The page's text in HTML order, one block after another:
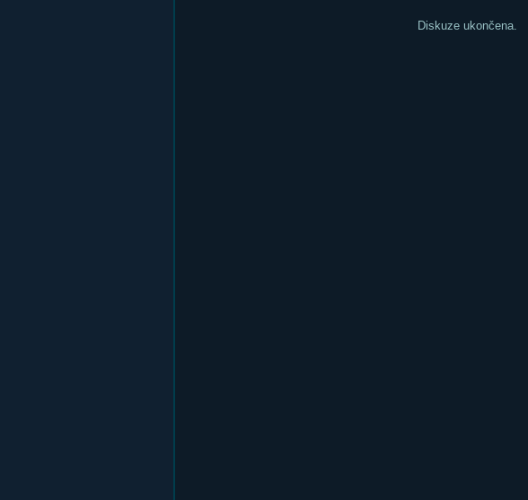
Diskuze ukončena.